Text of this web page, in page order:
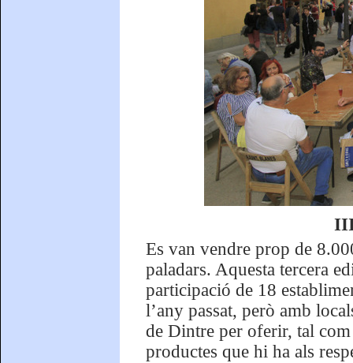
III
Es van vendre prop de
paladars. Aquesta tercera
participació de 18
l’any passat, però amb
de Dintre per oferir, tal
productes que hi ha als